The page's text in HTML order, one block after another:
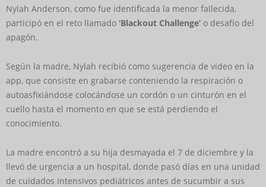
Nylah Anderson, como fue identificada la menor fallecida,
participó en el reto llamado ‘Blackout Challenge’ o desafío del
apagón.
Según la madre, Nylah recibió como sugerencia de video en la
app, que consiste en grabarse conteniendo la respiración o
autoasfixiándose colocándose un cordón o un cinturón en el
cuello hasta el momento en que se está perdiendo el
conocimiento.
La madre encontró a su hija desmayada el 7 de diciembre y la
llevó de urgencia a un hospital, donde pasó días en una unidad
de cuidados intensivos pediátricos antes de sucumbir a sus